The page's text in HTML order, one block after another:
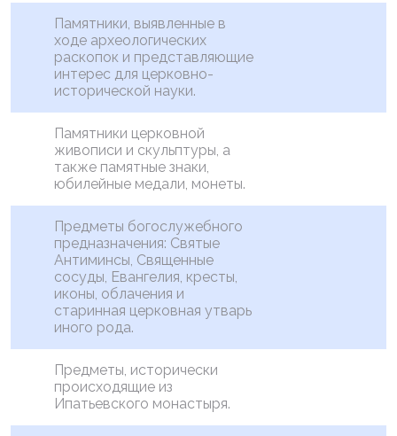
Памятники, выявленные в
ходе археологических
раскопок и представляющие
интерес для церковно-
исторической науки.
Памятники церковной
живописи и скульптуры, а
также памятные знаки,
юбилейные медали, монеты.
Предметы богослужебного
предназначения: Святые
Антиминсы, Священные
сосуды, Евангелия, кресты,
иконы, облачения и
старинная церковная утварь
иного рода.
Предметы, исторически
происходящие из
Ипатьевского монастыря.